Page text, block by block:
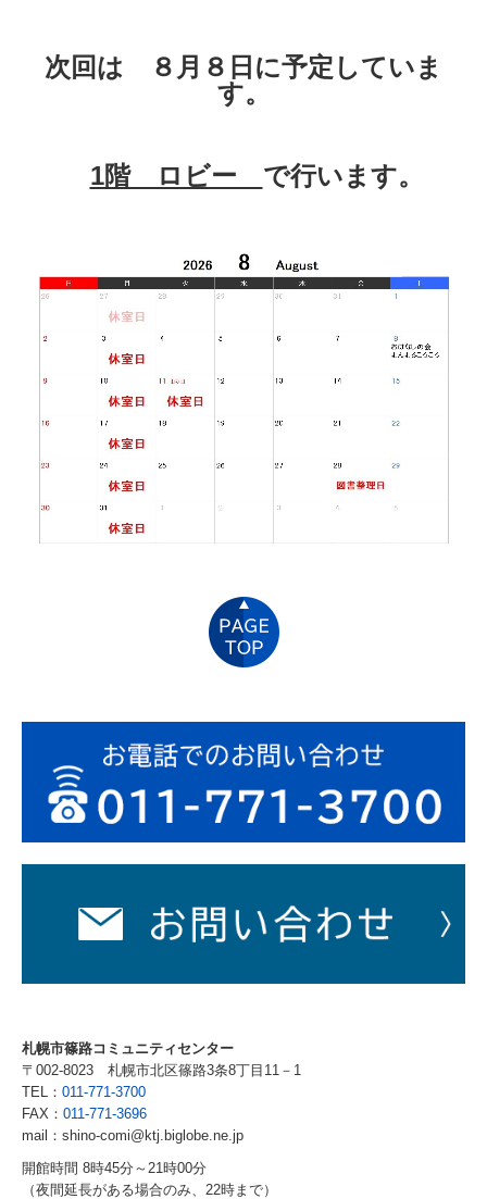
次回は ８ 月８ 日に予定していま
す。
1階 ロビー で行います。
札幌市篠路コミュニティセンター
〒002-8023 札幌市北区篠路3条8丁目11－1
TEL： 011-771-3700
FAX： 011-771-3696
mail：shino-comi@ktj.biglobe.ne.jp
開館時間 8時45分～21時00分
（夜間延長がある場合のみ、22時まで）